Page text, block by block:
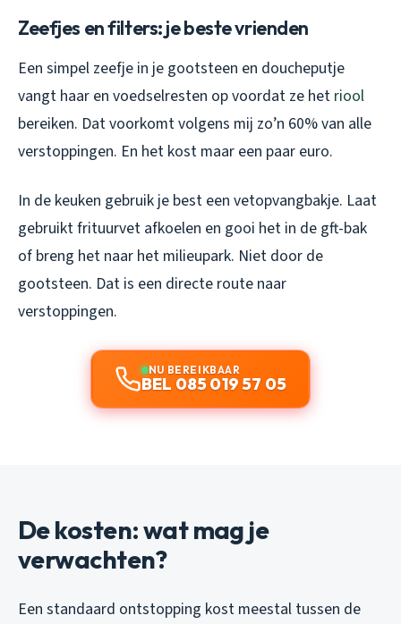
Zeefjes en filters: je beste vrienden
Een simpel zeefje in je gootsteen en doucheputje
vangt haar en voedselresten op voordat ze het riool
bereiken. Dat voorkomt volgens mij zo’n 60% van alle
verstoppingen. En het kost maar een paar euro.
In de keuken gebruik je best een vetopvangbakje. Laat
gebruikt frituurvet afkoelen en gooi het in de gft-bak
of breng het naar het milieupark. Niet door de
gootsteen. Dat is een directe route naar
verstoppingen.
NU BEREIKBAAR
BEL 085 019 57 05
De kosten: wat mag je
verwachten?
Een standaard ontstopping kost meestal tussen de